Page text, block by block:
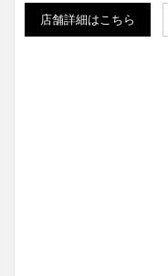
店舗詳細はこちら